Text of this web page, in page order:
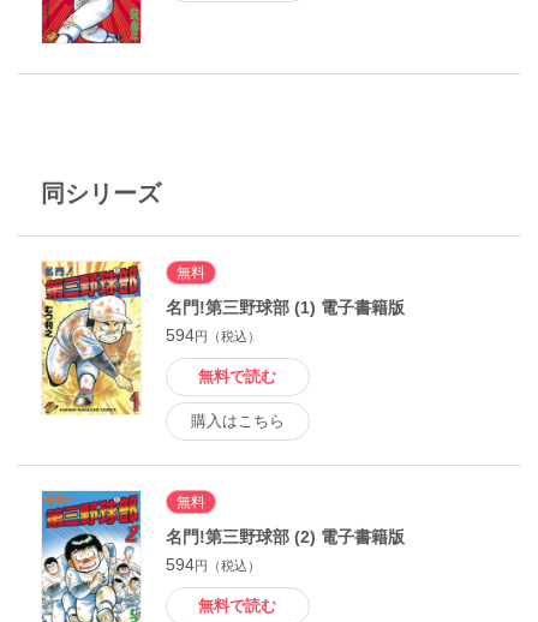
同シリーズ
無料
名門!第三野球部 (1) 電子書籍版
594円（税込）
無料で読む
購入はこちら
無料
名門!第三野球部 (2) 電子書籍版
594円（税込）
無料で読む